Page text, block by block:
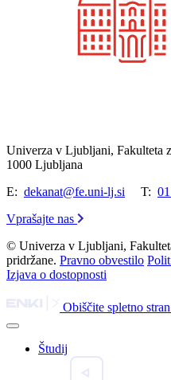
Univerza v Ljubljani, Fakulteta
1000 Ljubljana
E: dekanat@fe.uni-lj.si T:
Vprašajte nas
© Univerza v Ljubljani,
pridržane. Pravno obvestilo
Izjava o dostopnosti
Obiščite spletno
Študij